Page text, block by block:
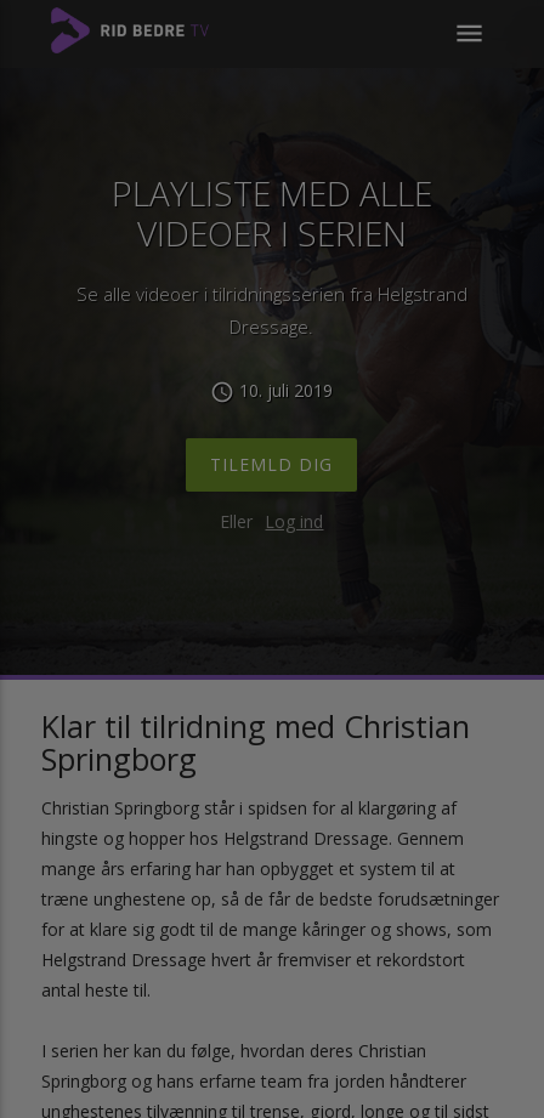
menu
PLAYLISTE MED ALLE
VIDEOER I SERIEN
Se alle videoer i tilridningsserien fra Helgstrand
Dressage.
schedule 10. juli 2019
TILEMLD DIG
Eller Log ind
Klar til tilridning med Christian
Springborg
Christian Springborg står i spidsen for al klargøring af
hingste og hopper hos Helgstrand Dressage. Gennem
mange års erfaring har han opbygget et system til at
træne unghestene op, så de får de bedste forudsætninger
for at klare sig godt til de mange kåringer og shows, som
Helgstrand Dressage hvert år fremviser et rekordstort
antal heste til.
I serien her kan du følge, hvordan deres Christian
Springborg og hans erfarne team fra jorden håndterer
unghestenes tilvænning til trense, gjord, longe og til sidst